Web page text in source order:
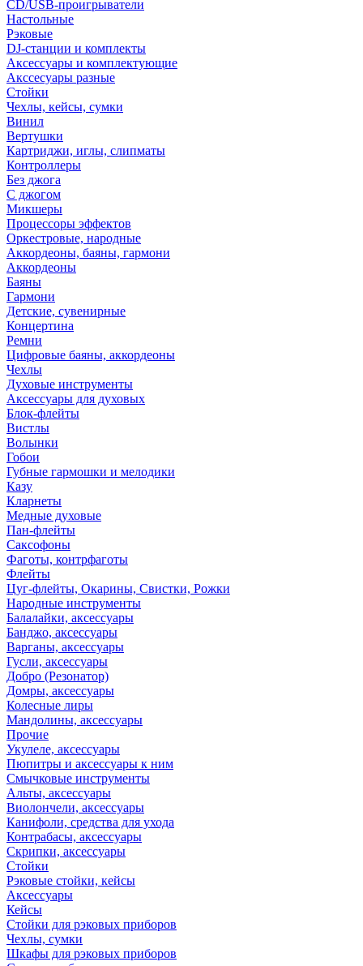
CD/USB-проигрыватели
Настольные
Рэковые
DJ-станции и комплекты
Аксессуары и комплектующие
Акссесуары разные
Стойки
Чехлы, кейсы, сумки
Винил
Вертушки
Картриджи, иглы, слипматы
Контроллеры
Без джога
С джогом
Микшеры
Процессоры эффектов
Оркестровые, народные
Аккордеоны, баяны, гармони
Аккордеоны
Баяны
Гармони
Детские, сувенирные
Концертина
Ремни
Цифровые баяны, аккордеоны
Чехлы
Духовые инструменты
Аксессуары для духовых
Блок-флейты
Вистлы
Волынки
Гобои
Губные гармошки и мелодики
Казу
Кларнеты
Медные духовые
Пан-флейты
Саксофоны
Фаготы, контрфаготы
Флейты
Цуг-флейты, Окарины, Свистки, Рожки
Народные инструменты
Балалайки, аксессуары
Банджо, аксессуары
Варганы, аксессуары
Гусли, аксессуары
Добро (Резонатор)
Домры, аксессуары
Колесные лиры
Мандолины, аксессуары
Прочие
Укулеле, аксессуары
Пюпитры и аксессуары к ним
Смычковые инструменты
Альты, аксессуары
Виолончели, аксессуары
Канифоли, средства для ухода
Контрабасы, аксессуары
Скрипки, аксессуары
Стойки
Рэковые стойки, кейсы
Аксессуары
Кейсы
Стойки для рэковых приборов
Чехлы, сумки
Шкафы для рэковых приборов